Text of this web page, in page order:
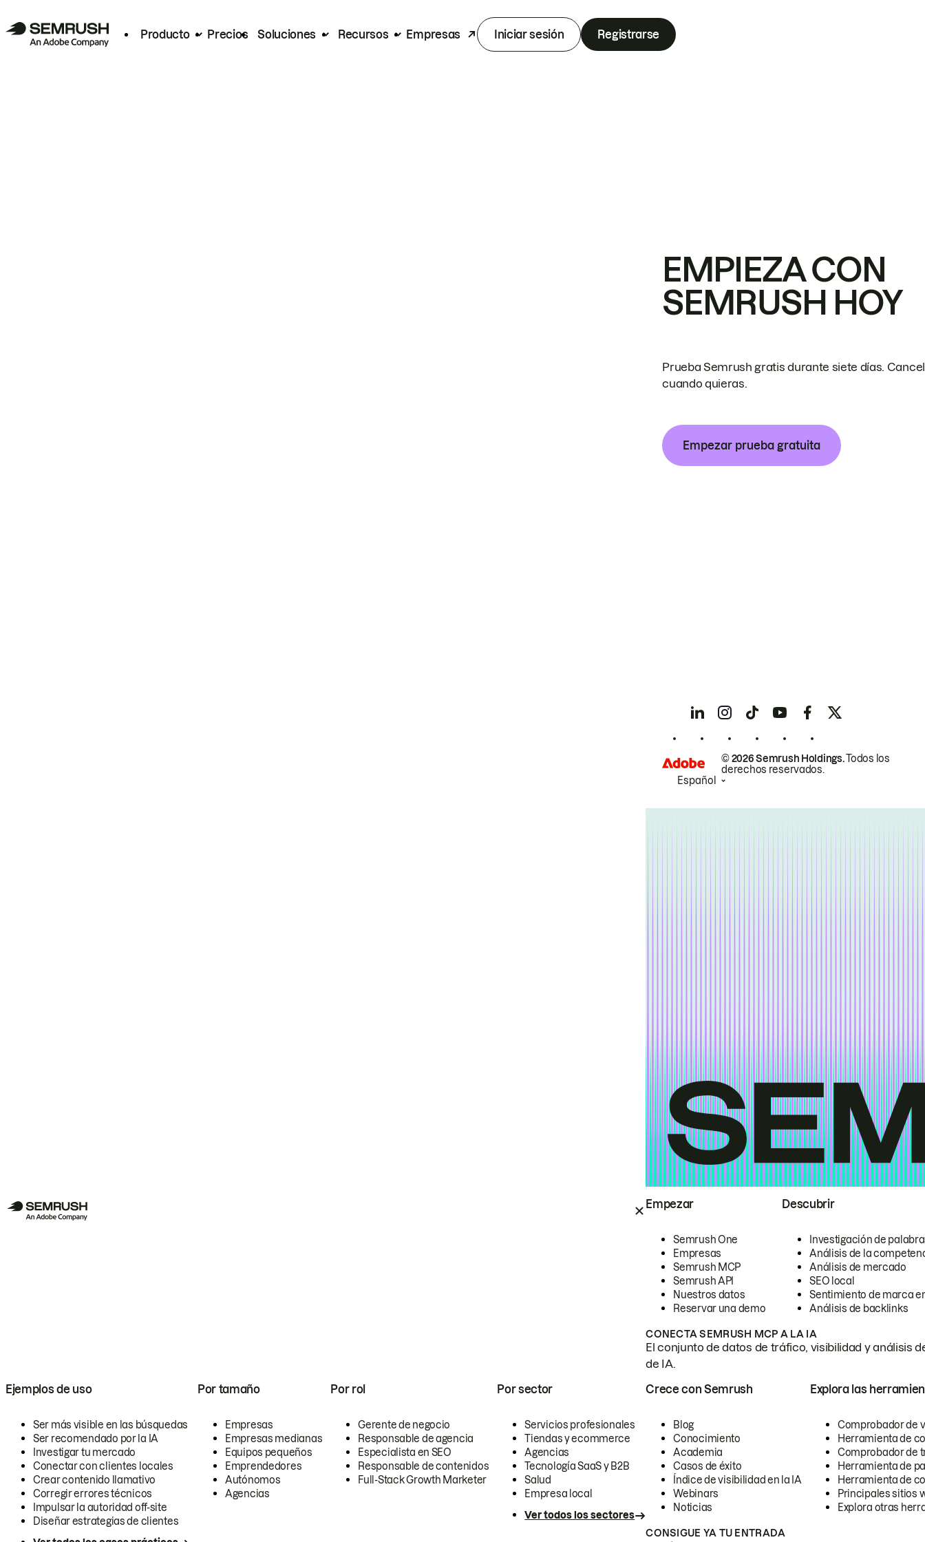
Producto Precios Soluciones Recursos Empresas Iniciar sesión Registrarse
Empezar
Semrush One
Empresas
Semrush MCP
Semrush API
Nuestros datos
Reservar una demo
Descubrir
Investigación de
Análisis de la
Análisis de mercado
SEO local
Sentimiento de marca
Análisis de backlinks
CONECTA SEMRUSH MCP A LA IA
El conjunto de datos de tráfico, visibilidad y análisis
de IA.
Ejemplos de uso
Ser más visible en las búsquedas
Ser recomendado por la IA
Investigar tu mercado
Conectar con clientes locales
Crear contenido llamativo
Corregir errores técnicos
Impulsar la autoridad off-site
Diseñar estrategias de clientes
Por tamaño
Empresas
Empresas medianas
Equipos pequeños
Emprendedores
Autónomos
Agencias
Por rol
Gerente de negocio
Responsable de agencia
Especialista en SEO
Responsable de contenidos
Full-Stack Growth Marketer
Por sector
Servicios profesionales
Tiendas y ecommerce
Agencias
Tecnología SaaS y B2B
Salud
Empresa local
Ver todos los sectores
Crece con Semrush
Blog
Conocimiento
Academia
Casos de éxito
Índice de visibilidad en la IA
Webinars
Noticias
Explora las
Comprobador de
Herramienta de
Comprobador de
Herramienta de
Herramienta de
Principales sitios
Explora otras
CONSIGUE YA TU ENTRADA
EMPIEZA CON
SEMRUSH HOY
Prueba Semrush gratis durante siete días.
cuando quieras.
Empezar prueba gratuita
© 2026 Semrush Holdings.Todos los
derechos reservados.
Español